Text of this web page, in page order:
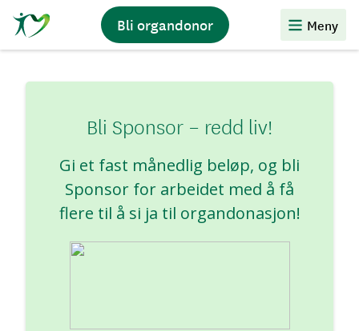
Stiftelsen
Organdonasjon
Meny
Bli organdonor
Bli Sponsor – redd liv!
Gi et fast månedlig beløp, og bli
Sponsor for arbeidet med å få
flere til å si ja til organdonasjon!